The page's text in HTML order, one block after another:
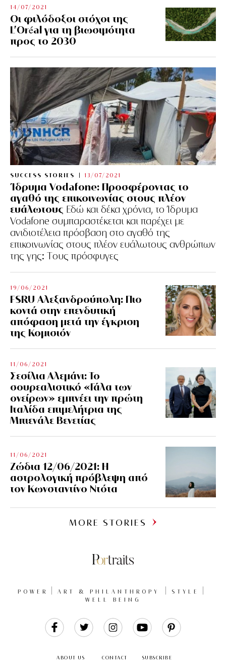
14/07/2021
Οι φιλόδοξοι στόχοι της
L’Oréal για τη βιωσιμότητα
προς το 2030
SUCCESS STORIES 13/07/2021
Ίδρυμα Vodafone: Προσφέροντας το
αγαθό της επικοινωνίας στους πλέον
ευάλωτους Εδώ και δέκα χρόνια, το Ίδρυμα
Vodafone συμπαραστέκεται και παρέχει με
ανιδιοτέλεια πρόσβαση στο αγαθό της
επικοινωνίας στους πλέον ευάλωτους ανθρώπων
της γης: Tους πρόσφυγες
19/06/2021
FSRU Αλεξανδρούπολη: Πιο
κοντά στην επενδυτική
απόφαση μετά την έγκριση
της Κομισιόν
11/06/2021
Σεσίλια Αλεμάνι: Το
σουρεαλιστικό «Γάλα των
ονείρων» εμπνέει την πρώτη
Ιταλίδα επιμελήτρια της
Μπιενάλε Βενετίας
11/06/2021
Ζώδια 12/06/2021: Η
αστρολογική πρόβλεψη από
τον Κωνσταντίνο Ντότα
MORE STORIES
POWER ART & PHILANTHROPY
STYLE
WELL BEING
ABOUT US CONTACT SUBSCRIBE